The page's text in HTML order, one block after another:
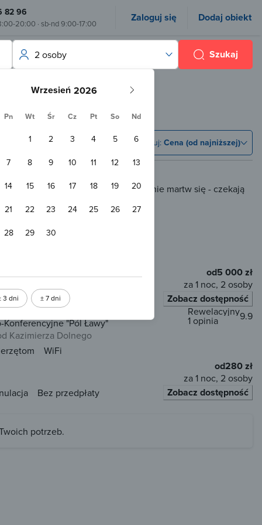
82 96
20:00 · sb-nd 9:00-17:00 Zaloguj się Dodaj obiekt
Wrzesień
Pn Wt Śr Cz Pt So Nd
1 2 3 4 5
6
7
8 9 10 11 12
13
14
15 16 17 18 19
20
21
22 23 24 25 26
27
28
29 30
3 dni ± 7 dni
2 osoby Szukaj
Kazimierz Dolny
( 2 obiekty)
Sortuj: Cena (od najniższej)
możliwością rezerwacji online, ale nie martw się - czekają
zapytania.
od5 000 zł
za 1 noc, 2 osoby
Zobacz dostępność
"Pól Ławy"
Kazimierza Dolnego
9.9
Rewelacyjny
1 opinia
WiFi
Bez przedpłaty
od280 zł
za 1 noc, 2 osoby
Zobacz dostępność
potrzeb.